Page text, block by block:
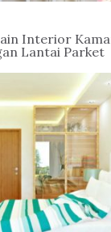
Interior
Lantai Parket